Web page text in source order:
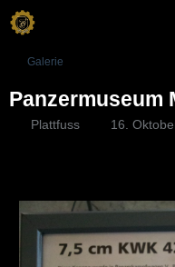
Galerie
Panzermuseum
Plattfuss 16.